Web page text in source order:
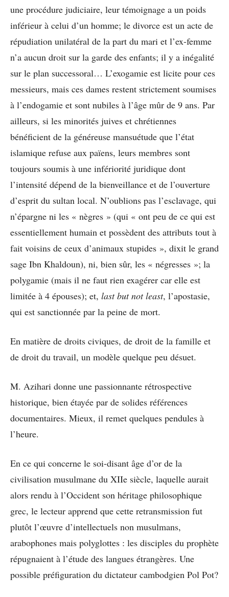
une procédure judiciaire, leur témoignage a un poids
inférieur à celui d’un homme; le divorce est un acte de
répudiation unilatéral de la part du mari et l’ex-femme
n’a aucun droit sur la garde des enfants; il y a inégalité
sur le plan successoral… L’exogamie est licite pour ces
messieurs, mais ces dames restent strictement soumises
à l’endogamie et sont nubiles à l’âge mûr de 9 ans. Par
ailleurs, si les minorités juives et chrétiennes
bénéficient de la généreuse mansuétude que l’état
islamique refuse aux païens, leurs membres sont
toujours soumis à une infériorité juridique dont
l’intensité dépend de la bienveillance et de l’ouverture
d’esprit du sultan local. N’oublions pas l’esclavage, qui
n’épargne ni les « nègres » (qui « ont peu de ce qui est
essentiellement humain et possèdent des attributs tout à
fait voisins de ceux d’animaux stupides », dixit le grand
sage Ibn Khaldoun), ni, bien sûr, les « négresses »; la
polygamie (mais il ne faut rien exagérer car elle est
limitée à 4 épouses); et, last but not least, l’apostasie,
qui est sanctionnée par la peine de mort.
En matière de droits civiques, de droit de la famille et
de droit du travail, un modèle quelque peu désuet.
M. Azihari donne une passionnante rétrospective
historique, bien étayée par de solides références
documentaires. Mieux, il remet quelques pendules à
l’heure.
En ce qui concerne le soi-disant âge d’or de la
civilisation musulmane du XIIe siècle, laquelle aurait
alors rendu à l’Occident son héritage philosophique
grec, le lecteur apprend que cette retransmission fut
plutôt l’œuvre d’intellectuels non musulmans,
arabophones mais polyglottes : les disciples du prophète
répugnaient à l’étude des langues étrangères. Une
possible préfiguration du dictateur cambodgien Pol Pot?